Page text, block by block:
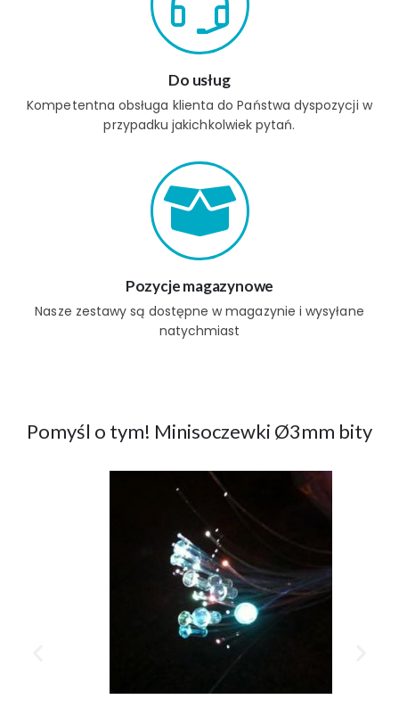
Do usług
Kompetentna obsługa klienta do Państwa dyspozycji w
przypadku jakichkolwiek pytań.
Pozycje magazynowe
Nasze zestawy są dostępne w magazynie i wysyłane
natychmiast
Pomyśl o tym! Minisoczewki Ø3mm bity